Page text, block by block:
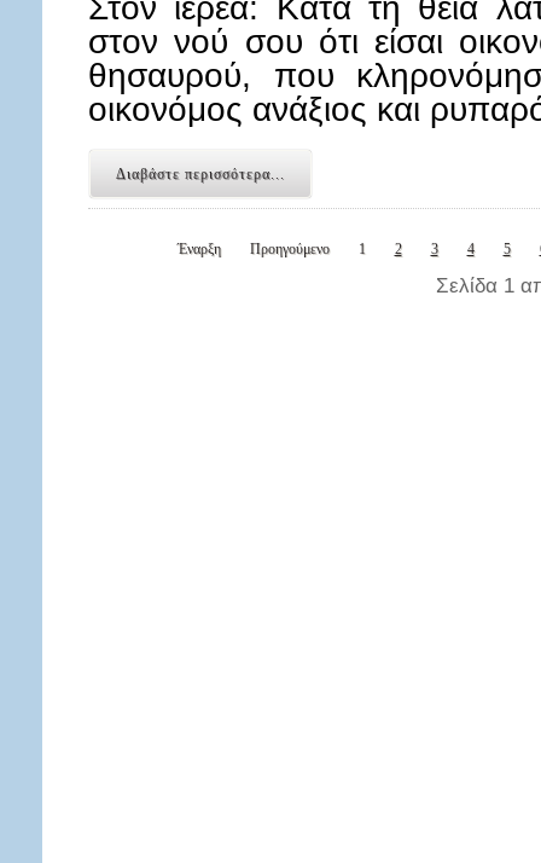
στον νού σου ότι είσαι
θησαυρού, που
οικονόμος ανάξιος και
Διαβάστε περισσότερα...
Έναρξη Προηγούμενο 1 2 3 4 5
Σελίδα 1